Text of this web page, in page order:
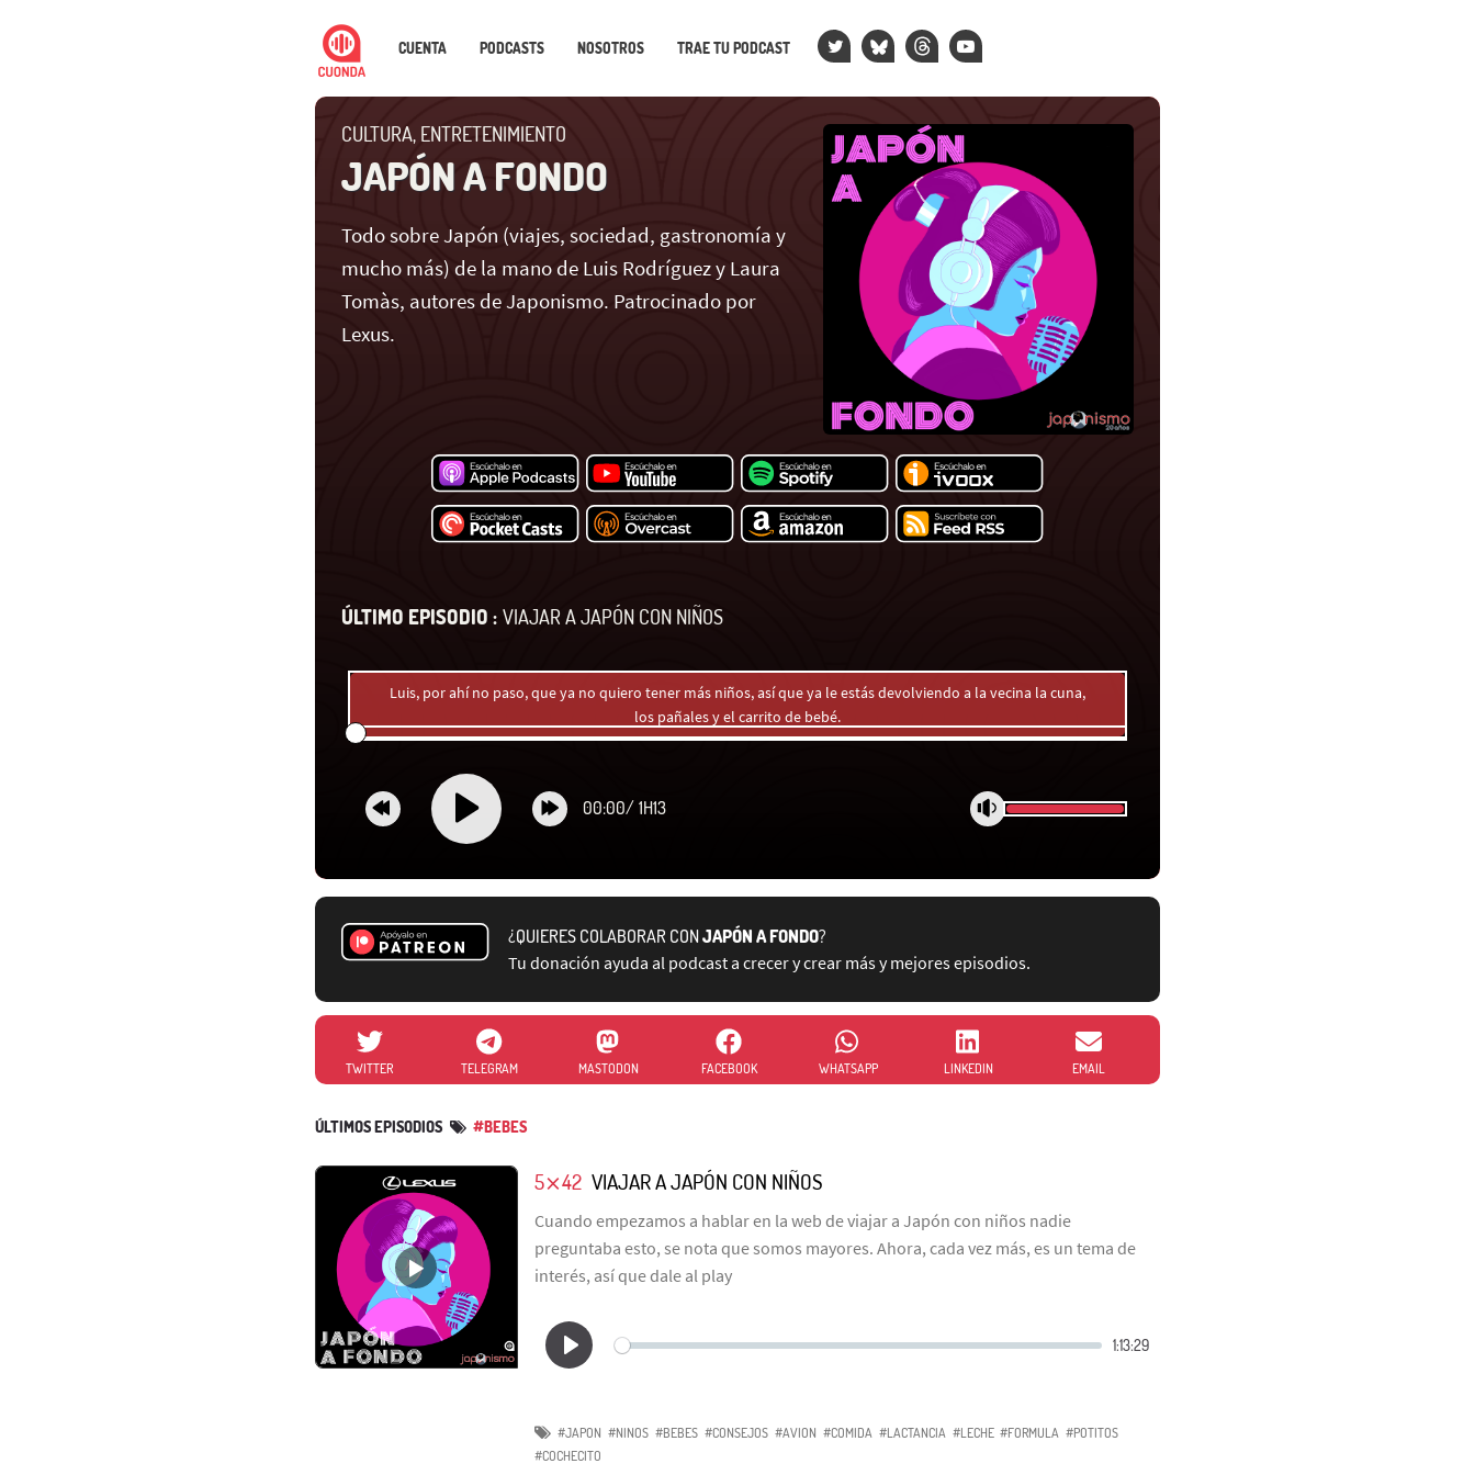
CUENTA PODCASTS NOSOTROS TRAE TU PODCAST
CULTURA, ENTRETENIMIENTO
JAPÓN A FONDO
Todo sobre Japón (viajes, sociedad, gastronomía y
mucho más) de la mano de Luis Rodríguez y Laura
Tomàs, autores de Japonismo. Patrocinado por
Lexus.
ÚLTIMO EPISODIO : VIAJAR A JAPÓN CON NIÑOS
Luis, por ahí no paso, que ya no quiero tener más niños, así que ya le estás devolviendo a la vecina la cuna,
los pañales y el carrito de bebé.
00:00/ 1H13
¿QUIERES COLABORAR CONJAPÓN A FONDO?
Tu donación ayuda al podcast a crecer y crear más y mejores episodios.
TWITTER TELEGRAM MASTODON FACEBOOK WHATSAPP LINKEDIN EMAIL
ÚLTIMOS EPISODIOS #BEBES
5⨯42 VIAJAR A JAPÓN CON NIÑOS
Cuando empezamos a hablar en la web de viajar a Japón con niños nadie
preguntaba esto, se nota que somos mayores. Ahora, cada vez más, es un tema de
interés, así que dale al play
#JAPON #NINOS #BEBES #CONSEJOS #AVION #COMIDA #LACTANCIA #LECHE #FORMULA #POTITOS
#COCHECITO